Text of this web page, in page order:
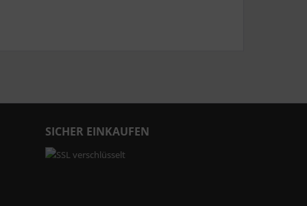
SICHER EINKAUFEN